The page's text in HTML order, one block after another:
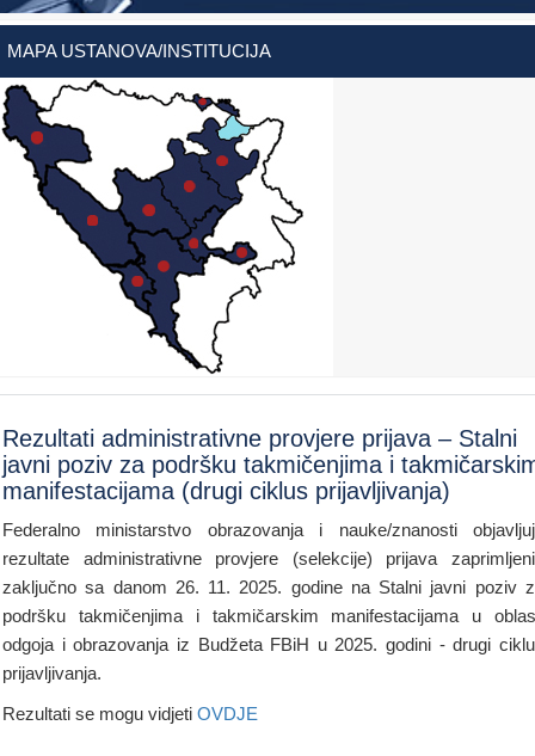
MAPA USTANOVA/INSTITUCIJA
Rezultati administrativne provjere prijava – Stalni
javni poziv za podršku takmičenjima i
manifestacijama (drugi ciklus prijavljivanja)
Federalno ministarstvo obrazovanja i nauke/znanosti
rezultate administrativne provjere (selekcije) prijava
zaključno sa danom 26. 11. 2025. godine na Stalni javni poziv
podršku takmičenjima i takmičarskim manifestacijama u
odgoja i obrazovanja iz Budžeta FBiH u 2025. godini - drugi
prijavljivanja.
Rezultati se mogu vidjeti OVDJE